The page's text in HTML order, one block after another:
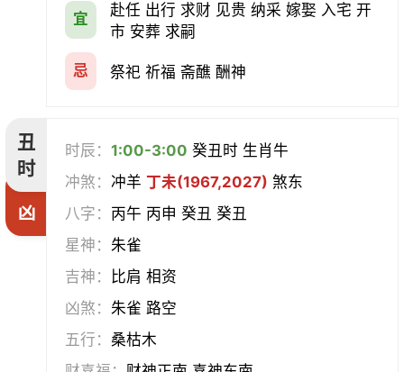
赴任 立券 置产 出货财
祭祀 祈福 求嗣
移徙 分居 出火
放水 畋猎
宜
赴任 出行 求财 见贵 纳采 嫁娶 入宅 开
市 安葬 求嗣
忌 祭祀 祈福 斋醮 酬神
丑
时
凶
时辰：1:00-3:00 癸丑时 生肖牛
冲煞：冲羊 丁未(1967,2027) 煞东
八字： 丙午 丙申 癸丑 癸丑
星神： 朱雀
吉神：
比肩 相资
凶煞： 朱雀 路空
五行： 桑枯木